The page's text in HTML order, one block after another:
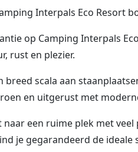
Interpals Eco Resort
op Camping Interpals
rust en plezier.
breed scala aan
en uitgerust met
naar een ruime plek met
je gegarandeerd de ideale